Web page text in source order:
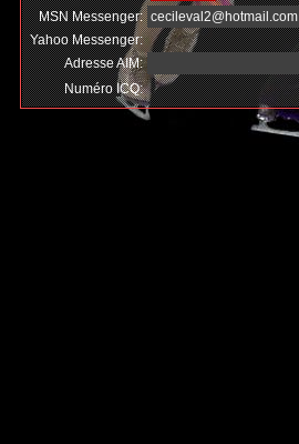
MSN Messenger: cecileval2@hotmail.com
Yahoo Messenger:
Adresse AIM:
Numéro ICQ: